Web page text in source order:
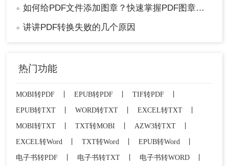
● 如何给PDF文件添加图章？快速掌握PDF图章添加方法！
● 讲讲PDF转换失败的几个原因
热门功能
MOBI转PDF EPUB转PDF TIF转PDF
EPUB转TXT
WORD转TXT EXCEL转TXT
MOBI转TXT
TXT转MOBI AZW3转TXT
EXCEL转Word
TXT转Word EPUB转Word
电子书转PDF
电子书转TXT 电子书转WORD